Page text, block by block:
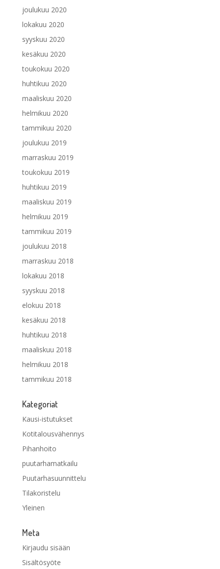
joulukuu 2020
lokakuu 2020
syyskuu 2020
kesäkuu 2020
toukokuu 2020
huhtikuu 2020
maaliskuu 2020
helmikuu 2020
tammikuu 2020
joulukuu 2019
marraskuu 2019
toukokuu 2019
huhtikuu 2019
maaliskuu 2019
helmikuu 2019
tammikuu 2019
joulukuu 2018
marraskuu 2018
lokakuu 2018
syyskuu 2018
elokuu 2018
kesäkuu 2018
huhtikuu 2018
maaliskuu 2018
helmikuu 2018
tammikuu 2018
Kategoriat
Kausi-istutukset
Kotitalousvähennys
Pihanhoito
puutarhamatkailu
Puutarhasuunnittelu
Tilakoristelu
Yleinen
Meta
Kirjaudu sisään
Sisältösyöte